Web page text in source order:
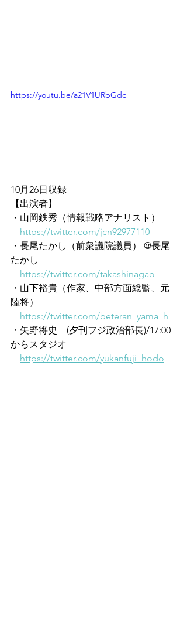
https://youtu.be/a21V1URbGdc
10月26日収録
【出演者】
・山岡鉄秀（情報戦略アナリスト）
https://twitter.com/jcn92977110
・長尾たかし（前衆議院議員） @長尾
たかし
https://twitter.com/takashinagao
・山下裕貴（作家、中部方面総監、元
陸将）
https://twitter.com/beteran_yama_h
・矢野将史　(夕刊フジ政治部長)/17:00
からスタジオ
https://twitter.com/yukanfuji_hodo